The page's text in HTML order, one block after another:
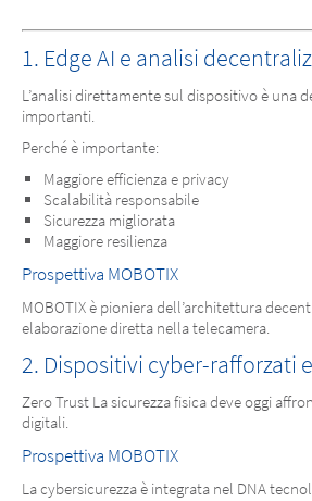
1. Edge AI e analisi
L’analisi direttamente sul dispositivo è una
importanti.
Perché è importante:
Maggiore efficienza e privacy
Scalabilità responsabile
Sicurezza migliorata
Maggiore resilienza
Prospettiva MOBOTIX
MOBOTIX è pioniera dell’architettura
elaborazione diretta nella telecamera.
2. Dispositivi cyber-rafforzati
Zero Trust La sicurezza fisica deve oggi
digitali.
Prospettiva MOBOTIX
La cybersicurezza è integrata nel DNA